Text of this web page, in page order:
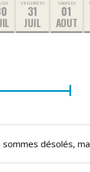
VENDREDI
31
JUIL
SAMEDI
01
AOUT
sommes désolés,